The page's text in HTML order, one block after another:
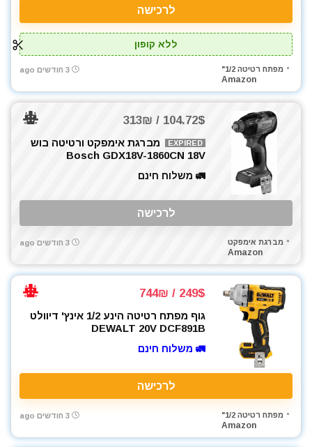
לרכישה
ללא קופון
מפתח רטיטה 1/2"
Amazon
3 חודשים ago
104.72$ / 313₪
EXPIRED
מברגת אימפקט ורטיטה בוש
Bosch GDX18V-1860CN 18V
🚛 משלוח חינם
לרכישה
מברגת אימפקט
Amazon
3 חודשים ago
249$ / 744₪
גוף מפתח רטיטה הינע 1/2 אינץ' דיוולט
DEWALT 20V DCF891B
🚛 משלוח חינם
לרכישה
מפתח רטיטה 1/2"
Amazon
3 חודשים ago